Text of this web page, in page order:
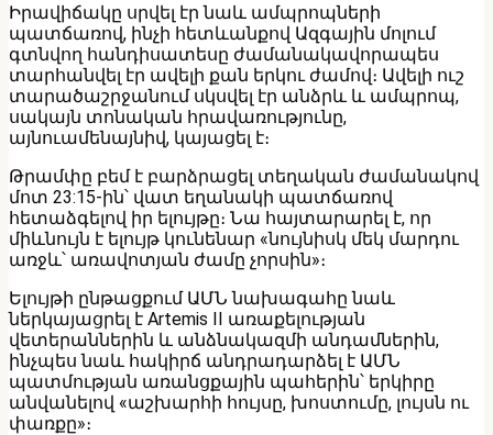
Իրավիճակը սրվել էր նաև ամպրոպների
պատճառով, ինչի հետևանքով Ազգային մոլում
գտնվող հանդիսատեսը ժամանակավորապես
տարհանվել էր ավելի քան երկու ժամով։ Ավելի ուշ
տարածաշրջանում սկսվել էր անձրև և ամպրոպ,
սակայն տոնական հրավառությունը,
այնուամենայնիվ, կայացել է։
Թրամփը բեմ է բարձրացել տեղական ժամանակով
մոտ 23:15-ին՝ վատ եղանակի պատճառով
հետաձգելով իր ելույթը։ Նա հայտարարել է, որ
միևնույն է ելույթ կունենար «նույնիսկ մեկ մարդու
առջև՝ առավոտյան ժամը չորսին»։
Ելույթի ընթացքում ԱՄՆ նախագահը նաև
ներկայացրել է Artemis II առաքելության
վետերաններին և անձնակազմի անդամներին,
ինչպես նաև հակիրճ անդրադարձել է ԱՄՆ
պատմության առանցքային պահերին՝ երկիրը
անվանելով «աշխարհի հույսը, խոստումը, լույսն ու
փառքը»։